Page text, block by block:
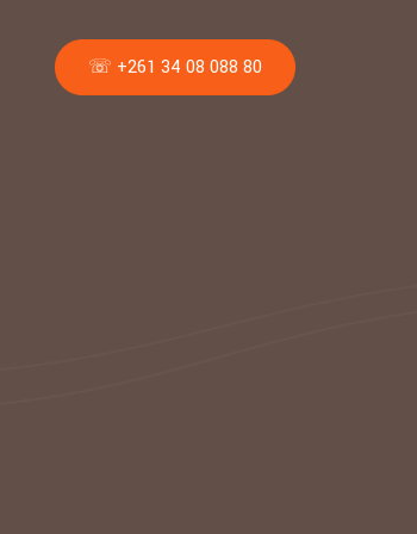
☏ +261 34 08 088 80